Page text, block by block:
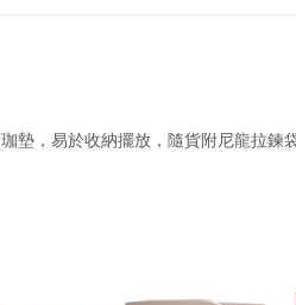
墊，易於收納擺放，隨貨附尼龍拉鍊